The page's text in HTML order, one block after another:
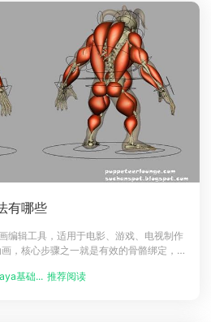
有哪些
编辑工具，适用于电影、游戏、电视制作
，核心步骤之一就是有效的骨骼绑定，将
动画制作充不可或缺的一环，影响角色的
基础... 推荐阅读